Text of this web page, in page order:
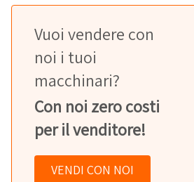
Vuoi vendere con
noi i tuoi
macchinari?
Con noi zero costi
per il venditore!
VENDI CON NOI